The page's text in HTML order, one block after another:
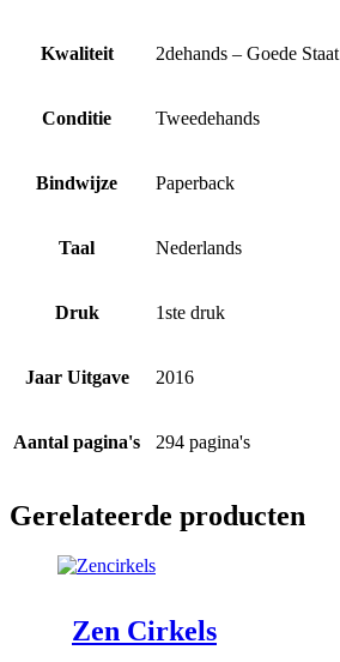
Kwaliteit 2dehands – Goede Staat
Conditie Tweedehands
Bindwijze Paperback
Taal Nederlands
Druk 1ste druk
Jaar Uitgave 2016
Aantal pagina's 294 pagina's
Gerelateerde producten
Zen Cirkels